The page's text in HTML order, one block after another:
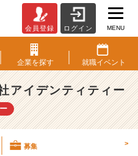
会員登録 ログイン MENU
企業を探す 就職イベント
アイデンティティー
募集 >